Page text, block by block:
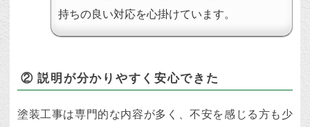
持ちの良い対応を心掛けています。
② 説明が分かりやすく安心できた
塗装工事は専門的な内容が多く、不安を感じる方も少